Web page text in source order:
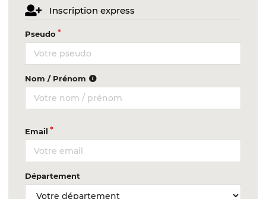
Inscription express
Pseudo
Nom / Prénom
Email
Département